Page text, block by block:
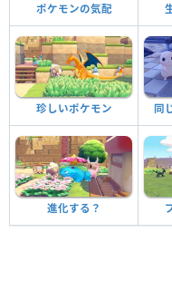
ポケモンの気配
珍しいポケモン 同
進化する？